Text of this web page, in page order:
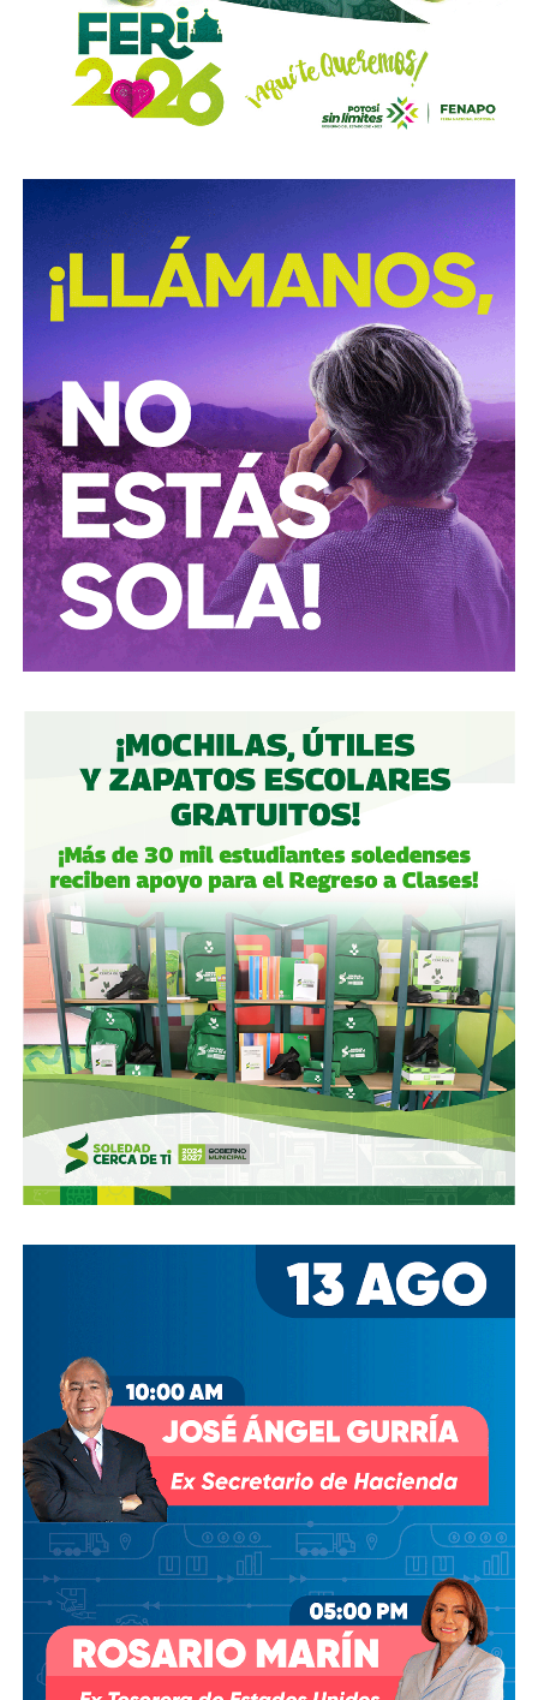
autoridades pararepintar o rescatar las señales que
no solo ahí, sino en toda la ciudad, están mal pintadas,
opacas, mal colocadas o tapadas por árboles
compartieron videos, que criticaron al
conductores hacia peatones
(como si eso no fuera pan
de cada día), ¿por qué no acompañaron sus post con un
“circule con cuidado”, “cumpla con lo establecido”,
“respete al peatón”?
A mis colegas de los medios: falta para el 2027, no
empecemos desde ya a
querer caerle mejor al que
todavía no saben si va a seguir en el poder, hagamos
periodismo útil, no crítica en busca de likes.
Conductores:respeten al peatón.Peatones:no usen el
móvil mientras cruzan las calles, ni intenten ganarle al
semáforo.Ciclistas:
hay solo 3 ciclovías, pero usémoslas
correctamente.
Autoridades:hagan su trabajo, pero háganlo bien, y no
descuiden lo que hicieron antes por centrarse solo en
obras nuevas.
personas se sientan más seguras entrando a un parque
bajo su cuidado, para evitar accidentes en una calle, de una
ciudad que también es parte del estado.
Gobierno municipal:no se apresuren por hacer cosas
solo de cara a la contienda electoral, échenle ganas y
háganlas bien, respeten los tiempos, informen
oportunamente a los usuarios de las vialidades.
Ya aprovechando,revisen las señales de tránsito de la
zona, que necesitan mantenimiento, y luego dense una
vuelta por la ciudad:hay banquetas que son
estacionamientos, hay ciclovías intransitables, hay
peatones en riesgoporque los conductores no siguen el
reglamento.
En pocas palabras,bajemos todos la velocidad… en
Arrancó la carrera, todos la van perdiendo |